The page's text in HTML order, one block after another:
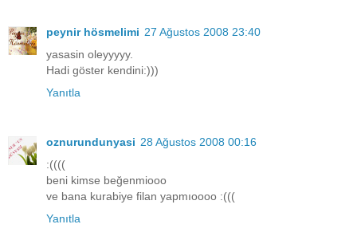
peynir hösmelimi 27 Ağustos 2008 23:40
yasasin oleyyyyy.
Hadi göster kendini:)))
Yanıtla
oznurundunyasi 28 Ağustos 2008 00:16
:((((
beni kimse beğenmiooo
ve bana kurabiye filan yapmıoooo :(((
Yanıtla